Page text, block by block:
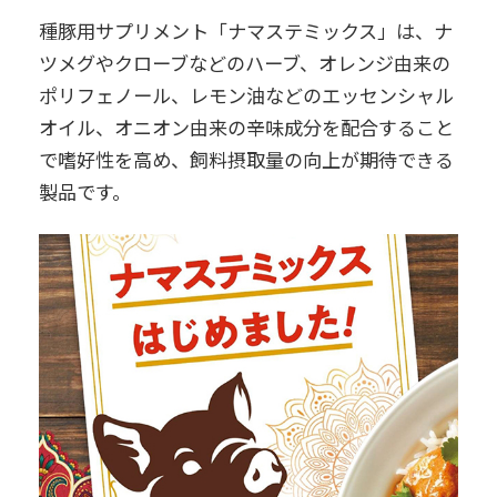
種豚用サプリメント「ナマステミックス」は、ナ
ツメグやクローブなどのハーブ、オレンジ由来の
ポリフェノール、レモン油などのエッセンシャル
オイル、オニオン由来の辛味成分を配合すること
で嗜好性を高め、飼料摂取量の向上が期待できる
製品です。